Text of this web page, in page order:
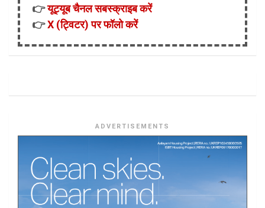
👉यूट्यूब चैनल सबस्क्राइब करें
👉X (ट्विटर) पर फॉलो करें
ADVERTISEMENTS